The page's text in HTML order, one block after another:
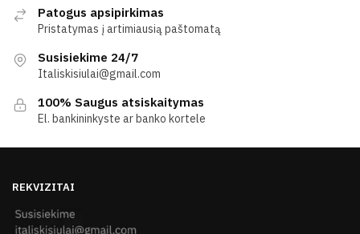
Patogus apsipirkimas
Pristatymas į artimiausią paštomatą
Susisiekime 24/7
Italiskisiulai@gmail.com
100% Saugus atsiskaitymas
El. bankininkyste ar banko kortele
REKVIZITAI